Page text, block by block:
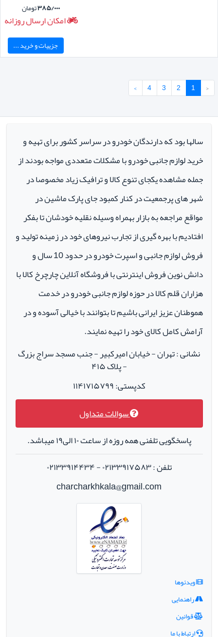
۳۸۵/۰۰۰تومان
امکان ارسال روزانه
جزییات و خرید ...
‹
1
2
3
4
›
سالها بود که دارندگان خودرو در سراسر کشور برای تهیه و
خرید لوازم جانبی خودرو با مشکلات متعددی مواجه بودند از
جمله مشاهده یکجای تنوع کالا و ترافیک زیاد مخصوصا در
شهر های پرجمعیت در کنار کمبود جای پارک ماشین در
مواقع مراجعه به بازار بهمراه وسیله نقلیه خودشان تا بفکر
افتادیم با بهره گیری از تجارب نیروهای خود در زمینه تولید و
فروش لوازم جانبی و اسپرت خودرو در حدود 10 سال و
دانش نوین فروش اینترنتی با فروشگاه آنلاین چارچرخ کالا با
هزاران قلم کالا در حوزه لوازم جانبی خودرو در خدمت
هموطنان عزیز ایرانی باشیم تا بتوانند با خیالی آسوده و در
آرامش کامل کالای خود را تهیه نمایند.
نشانی : تهران - خیابان امیرکبیر - جنب مسجد سراج بزرگ
- پلاک ۴۱۵
کدپستی: ۱۱۴۱۷۱۵۷۹۹
سوالات متداول
پاسخگویی تلفنی همه روزه از ساعت ۱۰ الی۱۹ میباشد.
تلفن : ۰۲۱۳۳۹۱۷۵۸۳ - ۰۲۱۳۳۹۱۴۴۳۴
charcharkhkala@gmail.com
ویدئوها
راهنمایی
قوانین
ارتباط با ما